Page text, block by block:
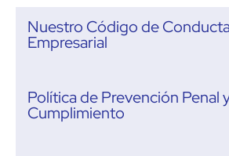
Nuestro Código de
Empresarial​
Política de Prevención Penal
Cumplimiento​